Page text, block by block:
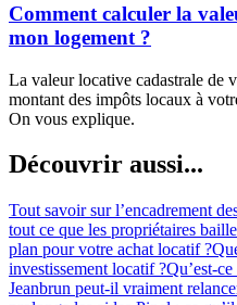
Comment calculer la
mon logement ?
La valeur locative cadastrale de
montant des impôts locaux à
On vous explique.
Découvrir aussi...
Tout savoir sur l’encadrement
tout ce que les propriétaires
plan pour votre achat locatif ?
investissement locatif ?Qu’est-
Jeanbrun peut-il vraiment